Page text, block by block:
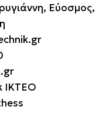
Εύοσμος,
ΙΚΤΕΟ